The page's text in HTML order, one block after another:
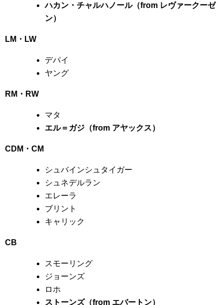
ハカン・チャルハノール（from レヴァークーゼ
ン）
LM・LW
デパイ
ヤング
RM・RW
マタ
エル＝ガジ（from アヤックス）
CDM・CM
シュバインシュタイガー
シュネデルラン
エレーラ
ブリント
キャリック
CB
スモーリング
ジョーンズ
ロホ
ストーンズ（from エバートン）